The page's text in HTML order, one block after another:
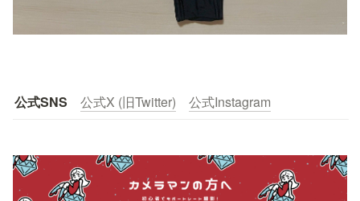
公式SNS 公式X (旧Twitter) 公式Instagram